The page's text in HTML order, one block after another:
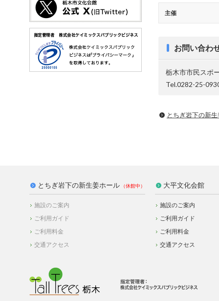
主催
お問い合わ
栃木市市民スポ
Tel.0282-25-
とちぎ岩下の新
とちぎ岩下の新生姜ホール
施設のご案内
ご利用ガイド
ご利用料金
交通アクセス
大平文化会館
施設のご案内
ご利用ガイド
ご利用料金
交通アクセス